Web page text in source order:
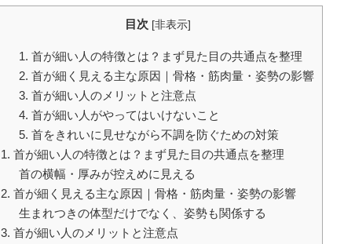
目次 [非表示]
1. 首が細い人の特徴とは？まず見た目の共通点を整理
2. 首が細く見える主な原因｜骨格・筋肉量・姿勢の影響
3. 首が細い人のメリットと注意点
4. 首が細い人がやってはいけないこと
5. 首をきれいに見せながら不調を防ぐための対策
1. 首が細い人の特徴とは？まず見た目の共通点を整理
首の横幅・厚みが控えめに見える
2. 首が細く見える主な原因｜骨格・筋肉量・姿勢の影響
生まれつきの体型だけでなく、姿勢も関係する
3. 首が細い人のメリットと注意点